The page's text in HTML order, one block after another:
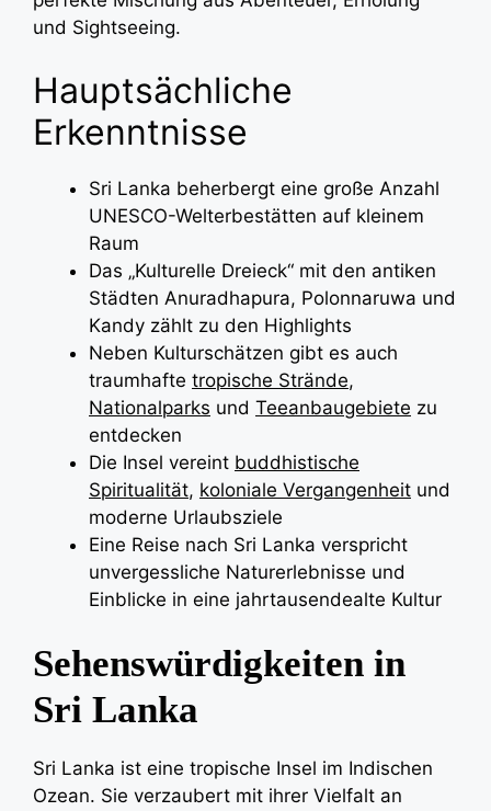
und Sightseeing.
Hauptsächliche
Erkenntnisse
Sri Lanka beherbergt eine große Anzahl
UNESCO-Welterbestätten auf kleinem
Raum
Das „Kulturelle Dreieck“ mit den antiken
Städten Anuradhapura, Polonnaruwa und
Kandy zählt zu den Highlights
Neben Kulturschätzen gibt es auch
traumhafte tropische Strände,
Nationalparks und Teeanbaugebiete zu
entdecken
Die Insel vereint buddhistische
Spiritualität, koloniale Vergangenheit und
moderne Urlaubsziele
Eine Reise nach Sri Lanka verspricht
unvergessliche Naturerlebnisse und
Einblicke in eine jahrtausendealte Kultur
Sehenswürdigkeiten in
Sri Lanka
Sri Lanka ist eine tropische Insel im Indischen
Ozean. Sie verzaubert mit ihrer Vielfalt an